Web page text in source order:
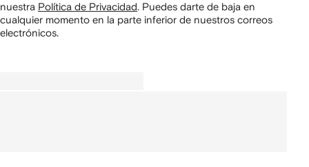
nuestra Política de Privacidad. Puedes darte de baja en
cualquier momento en la parte inferior de nuestros correos
electrónicos.